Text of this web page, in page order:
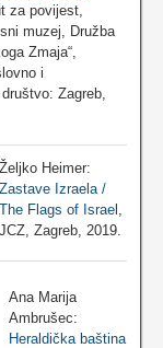
za povijest,
muzej, Družba
Zmaja“,
i
Zagreb,
Željko Heimer:
Zastave Izraela /
The Flags of Israel ,
JCZ, Zagreb, 2019.
Ana Marija
Ambrušec:
Heraldička baština